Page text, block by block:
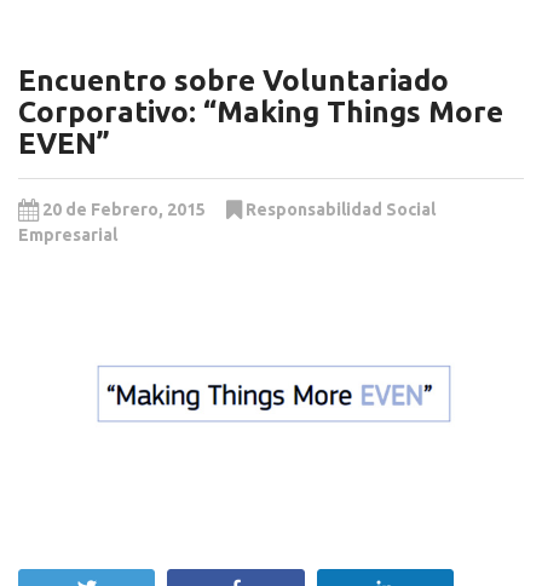
Encuentro sobre Voluntariado
Corporativo: “Making Things More
EVEN”
20 de Febrero, 2015
Responsabilidad Social
Empresarial